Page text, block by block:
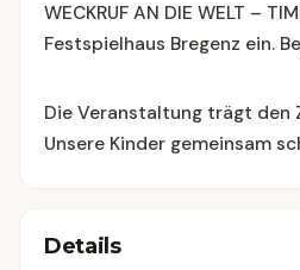
WECKRUF AN DIE WELT –
Festspielhaus Bregenz ein.
Die Veranstaltung trägt den
Unsere Kinder gemeinsam
Details